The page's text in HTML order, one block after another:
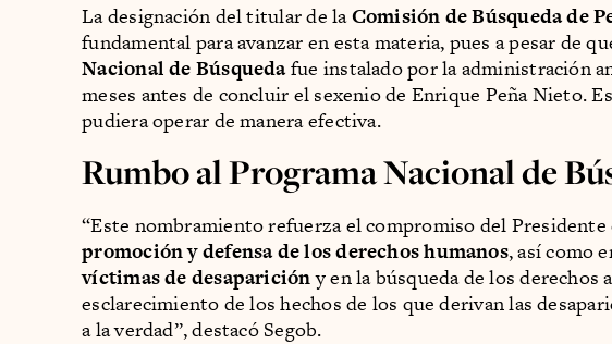
La designación del titular de laComisión de Búsqueda de
fundamental para avanzar en esta materia, pues a pesar de
Nacional de Búsquedafue instalado por la administración
meses antes de concluir el sexenio de Enrique Peña Nieto.
pudiera operar de manera efectiva.
Rumbo al Programa Nacional de
“Este nombramiento refuerza el compromiso del Presidente
promoción y defensa de los derechos humanos, así como
víctimas de desaparicióny en la búsqueda de los derechos
esclarecimiento de los hechos de los que derivan las
a la verdad”, destacó Segob.